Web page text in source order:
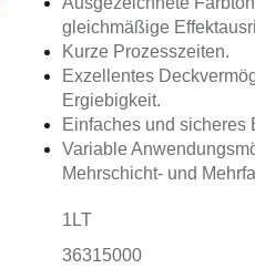
gleichmäßige
Kurze Prozesszeiten.
Exzellentes
Ergiebigkeit.
Einfaches und sicheres
Variable
Mehrschicht- und
1LT
36315000